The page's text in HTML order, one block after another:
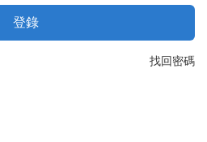
登錄
找回密碼